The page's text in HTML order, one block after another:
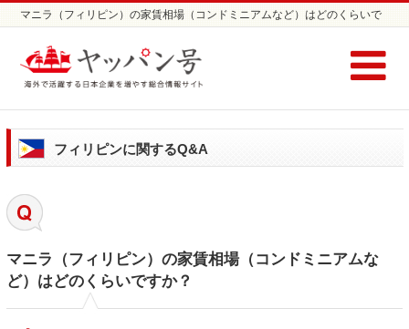
マニラ（フィリピン）の家賃相場（コンドミニアムなど）はどのくらいで
ン号
フィリピンに関するQ&A
マニラ（フィリピン）の家賃相場（コンドミニアムな
ど）はどのくらいですか？